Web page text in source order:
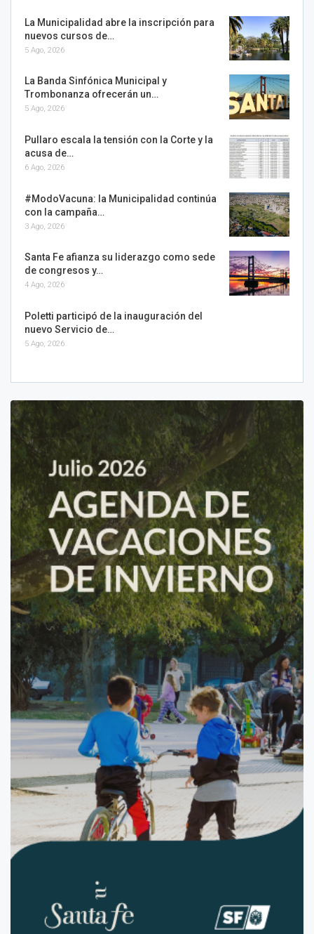
La Municipalidad abre la inscripción para
nuevos cursos de…
5 Ago, 2026
La Banda Sinfónica Municipal y
Trombonanza ofrecerán un…
5 Ago, 2026
Pullaro escala la tensión con la Corte y la
acusa de…
6 Ago, 2026
#ModoVacuna: la Municipalidad continúa
con la campaña…
3 Ago, 2026
Santa Fe afianza su liderazgo como sede
de congresos y…
4 Ago, 2026
Poletti participó de la inauguración del
nuevo Servicio de…
5 Ago, 2026